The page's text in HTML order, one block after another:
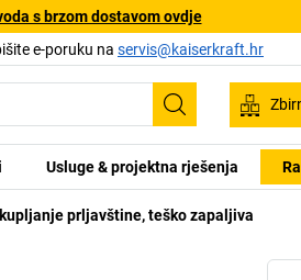
s brzom dostavom ovdje
e-poruku na servis@kaiserkraft.hr
Pretraživanje
Usluge & projektna rješenja
prljavštine, teško zapaljiva